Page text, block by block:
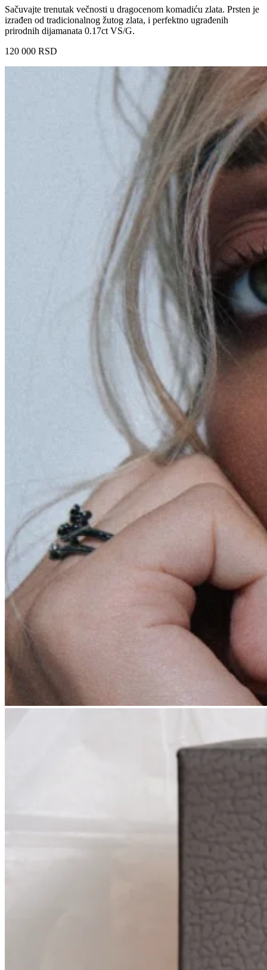
Sačuvajte trenutak večnosti u dragocenom komadiću zlata. Prsten je
izrađen od tradicionalnog žutog zlata, i perfektno ugrađenih
prirodnih dijamanata 0.17ct VS/G.
120 000 RSD